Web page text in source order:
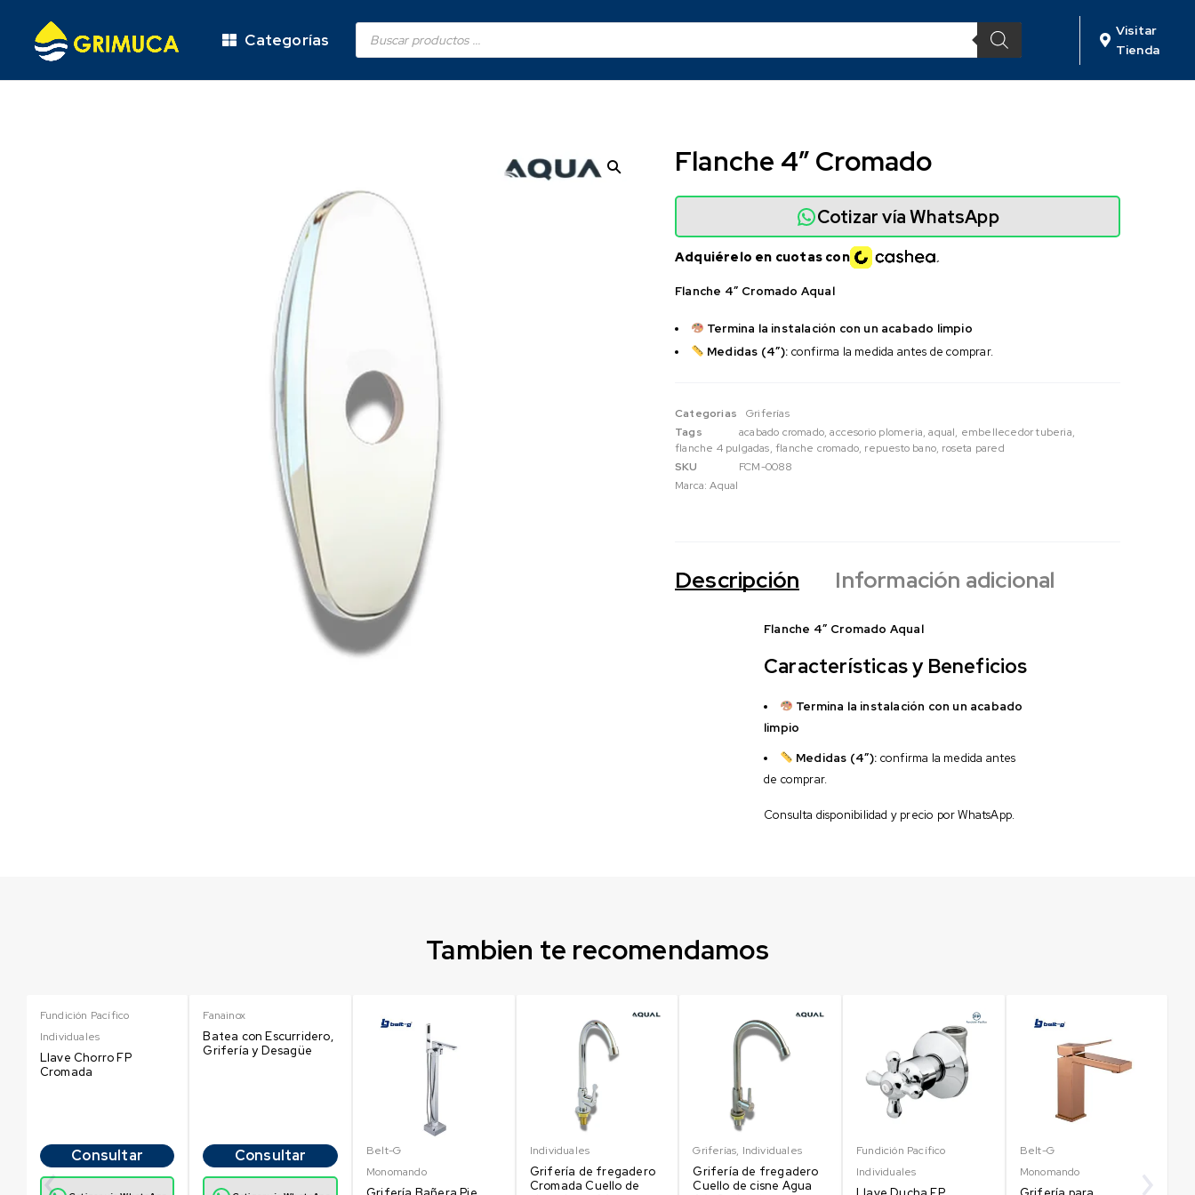
Categorías
Visitar
Tienda
Flanche 4″ Cromado
Flanche 4″ Cromado Aqual
Termina la instalación con un acabado limpio
Medidas (4″): confirma la medida antes de comprar.
Cotizar vía WhatsApp
Adquiérelo en cuotas con
Categorias
Griferías
Tags
acabado cromado,accesorio plomeria,aqual, embellecedor tuberia,
flanche 4 pulgadas,flanche cromado, repuesto bano, roseta pared
SKU
FCM-0088
Marca:Aqual
Descripción Información adicional
Flanche 4″ Cromado Aqual
Características y Beneficios
Termina la instalación con un acabado
limpio
Medidas (4″): confirma la medida antes
de comprar.
Consulta disponibilidad y precio por WhatsApp.
Tambien te recomendamos
Fundición Pacífico
Individuales
Llave Chorro FP
Cromada
Consultar
Fanainox
Batea con Escurridero,
Grifería y Desagüe
Consultar
Belt-G
Monomando
Individuales
Grifería de fregadero
Cromada Cuello de
Griferías, Individuales
Grifería de fregadero
Cuello de cisne Agua
Fundición Pacífico
Individuales
Belt-G
Monomando